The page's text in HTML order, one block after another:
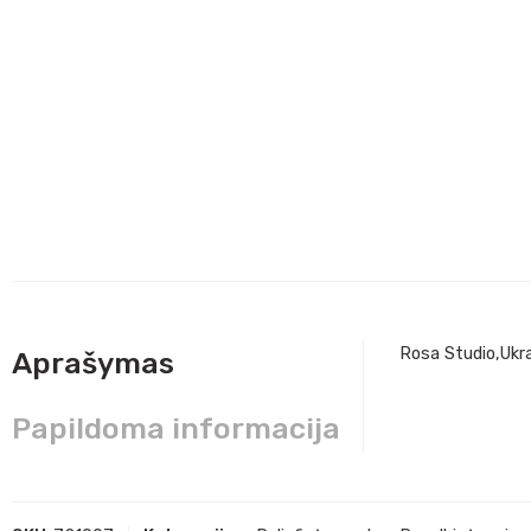
Aprašymas
Papildoma informacija
Rosa